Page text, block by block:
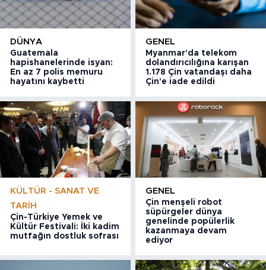
DÜNYA
Guatemala
hapishanelerinde isyan:
En az 7 polis memuru
hayatını kaybetti
GENEL
Myanmar'da telekom
dolandırıcılığına karışan
1.178 Çin vatandaşı daha
Çin'e iade edildi
KÜLTÜR - SANAT VE
TARIH
Çin-Türkiye Yemek ve
Kültür Festivali: İki kadim
mutfağın dostluk sofrası
GENEL
Çin menşeli robot
süpürgeler dünya
genelinde popülerlik
kazanmaya devam
ediyor